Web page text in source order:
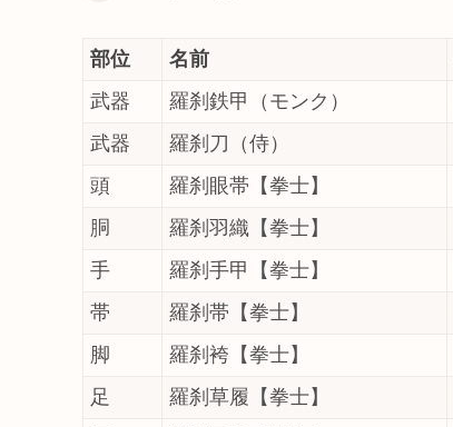
部位 名前
武器
羅刹鉄甲（モンク）
武器
羅刹刀（侍）
頭
羅刹眼帯【拳士】
胴
羅刹羽織【拳士】
手
羅刹手甲【拳士】
帯
羅刹帯【拳士】
脚
羅刹袴【拳士】
足
羅刹草履【拳士】